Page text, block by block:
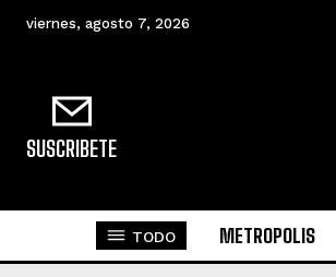
viernes, agosto 7, 2026
SUSCRIBETE
TODO METROPOLIS